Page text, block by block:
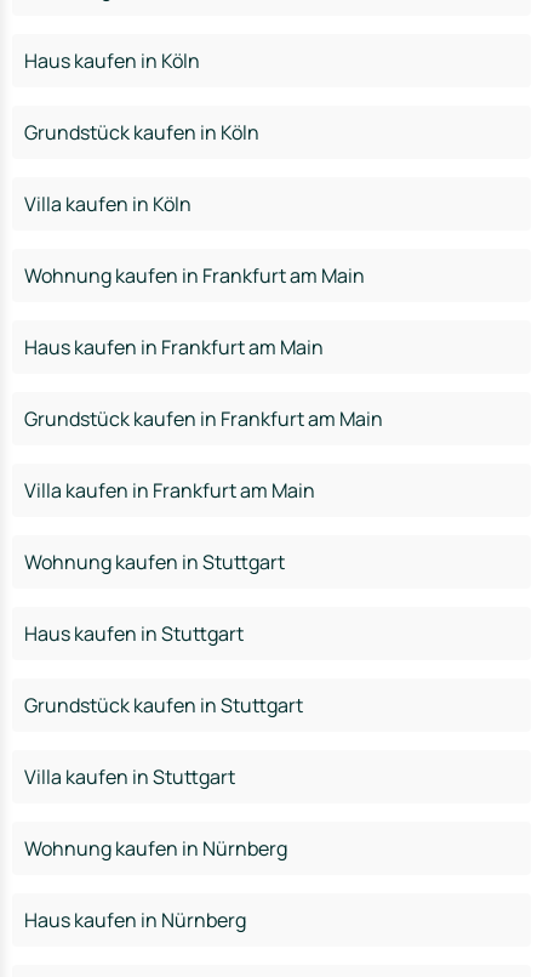
Haus kaufen in Köln
Grundstück kaufen in Köln
Villa kaufen in Köln
Wohnung kaufen in Frankfurt am Main
Haus kaufen in Frankfurt am Main
Grundstück kaufen in Frankfurt am Main
Villa kaufen in Frankfurt am Main
Wohnung kaufen in Stuttgart
Haus kaufen in Stuttgart
Grundstück kaufen in Stuttgart
Villa kaufen in Stuttgart
Wohnung kaufen in Nürnberg
Haus kaufen in Nürnberg